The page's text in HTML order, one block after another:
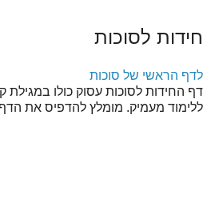
חידות לסוכות
לדף הראשי של סוכות
דף החידות לסוכות עסוק כולו
ללימוד מעמיק. מומלץ להדפיס את